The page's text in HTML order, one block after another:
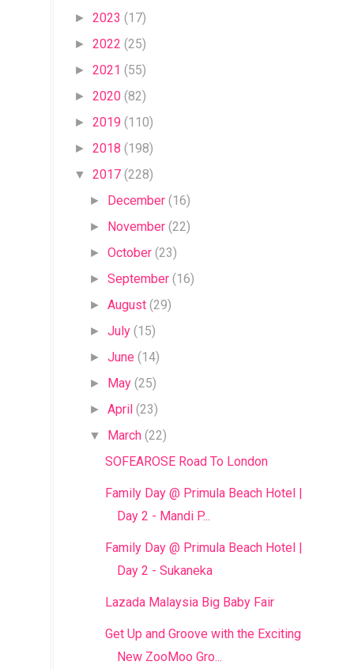
► 2023 (17)
► 2022 (25)
► 2021 (55)
► 2020 (82)
► 2019 (110)
► 2018 (198)
▼ 2017 (228)
► December (16)
► November (22)
►October (23)
►September (16)
►August (29)
►July (15)
►June (14)
► May (25)
►April (23)
▼ March (22)
SOFEAROSE Road To London
Family Day @ Primula Beach Hotel |
Day 2 - Mandi P...
Family Day @ Primula Beach Hotel |
Day 2 - Sukaneka
Lazada Malaysia Big Baby Fair
Get Up and Groove with the Exciting
New ZooMoo Gro...